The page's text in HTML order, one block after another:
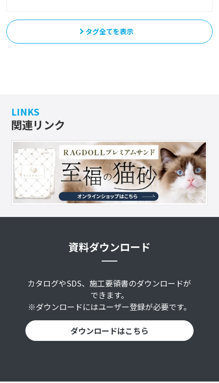
タグ全てを表示
LINKS
関連リンク
資料ダウンロード
カタログやSDS、施工要領書のダウンロードが
できます。
※ダウンロードにはユーザー登録が必要です。
ダウンロードはこちら